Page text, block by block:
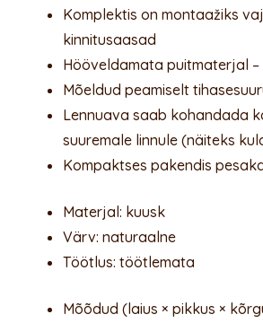
Komplektis on montaažiks
kinnitusaasad
Hööveldamata puitmaterjal –
Mõeldud peamiselt
Lennuava saab kohandada
suuremale linnule (näiteks
Kompaktses pakendis
Materjal: kuusk
Värv: naturaalne
Töötlus: töötlemata
Mõõdud (laius × pikkus ×